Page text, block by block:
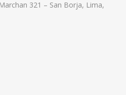
321 – San Borja, Lima,